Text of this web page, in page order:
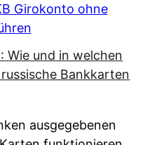
Girokonto ohne
ausgegebenen